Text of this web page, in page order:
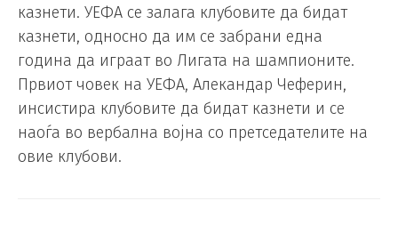
казнети. УЕФА се залага клубовите да бидат
казнети, односно да им се забрани една
година да играат во Лигата на шампионите.
Првиот човек на УЕФА, Алекандар Чеферин,
инсистира клубовите да бидат казнети и се
наоѓа во вербална војна со претседателите на
овие клубови.